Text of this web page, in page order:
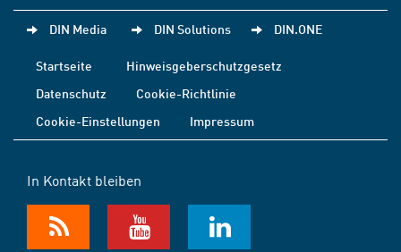
DIN Media DIN Solutions DIN.ONE
Startseite
Hinweisgeberschutzgesetz
Datenschutz
Cookie-Richtlinie
Cookie-Einstellungen
Impressum
In Kontakt bleiben